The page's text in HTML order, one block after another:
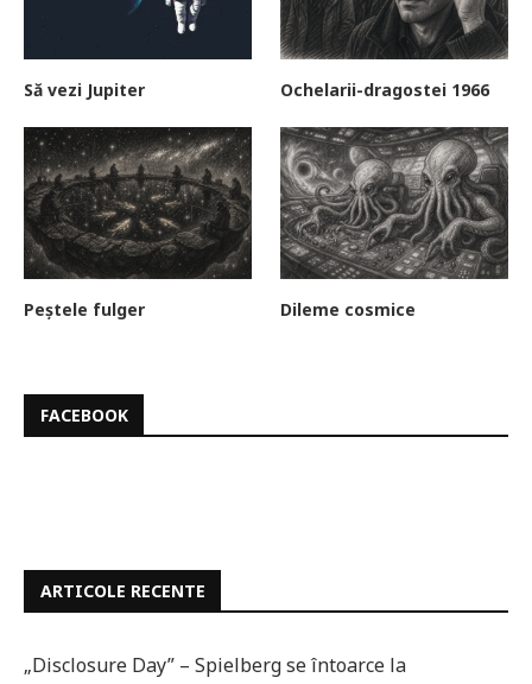
Să vezi Jupiter Ochelarii-dragostei 1966
Peștele fulger Dileme cosmice
FACEBOOK
ARTICOLE RECENTE
„Disclosure Day” – Spielberg se întoarce la